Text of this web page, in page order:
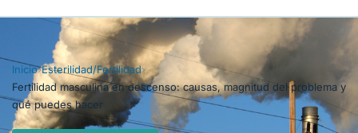
Inicio›Esterilidad/Fertilidad›
Fertilidad masculina en descenso: causas, magnitud del problema y
qué puedes hacer